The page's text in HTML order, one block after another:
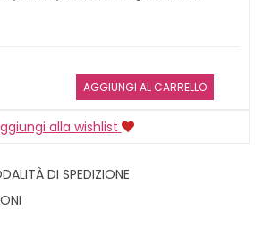
AGGIUNGI AL CARRELLO
alla wishlist
DI SPEDIZIONE